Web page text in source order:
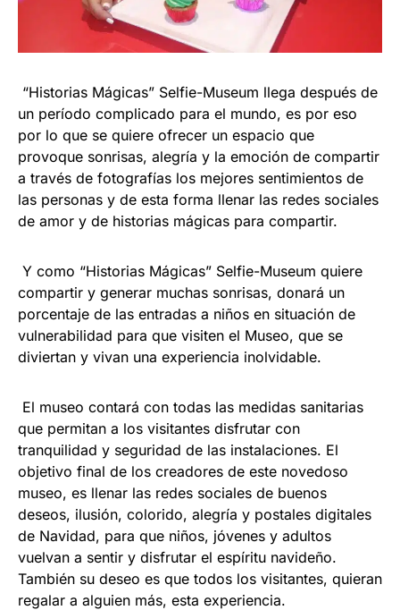
“Historias Mágicas” Selfie-Museum llega después de
un período complicado para el mundo, es por eso
por lo que se quiere ofrecer un espacio que
provoque sonrisas, alegría y la emoción de compartir
a través de fotografías los mejores sentimientos de
las personas y de esta forma llenar las redes sociales
de amor y de historias mágicas para compartir.
Y como “Historias Mágicas” Selfie-Museum quiere
compartir y generar muchas sonrisas, donará un
porcentaje de las entradas a niños en situación de
vulnerabilidad para que visiten el Museo, que se
diviertan y vivan una experiencia inolvidable.
El museo contará con todas las medidas sanitarias
que permitan a los visitantes disfrutar con
tranquilidad y seguridad de las instalaciones. El
objetivo final de los creadores de este novedoso
museo, es llenar las redes sociales de buenos
deseos, ilusión, colorido, alegría y postales digitales
de Navidad, para que niños, jóvenes y adultos
vuelvan a sentir y disfrutar el espíritu navideño.
También su deseo es que todos los visitantes, quieran
regalar a alguien más, esta experiencia.